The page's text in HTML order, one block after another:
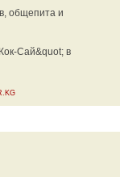
общепита и
Сай&quot; в